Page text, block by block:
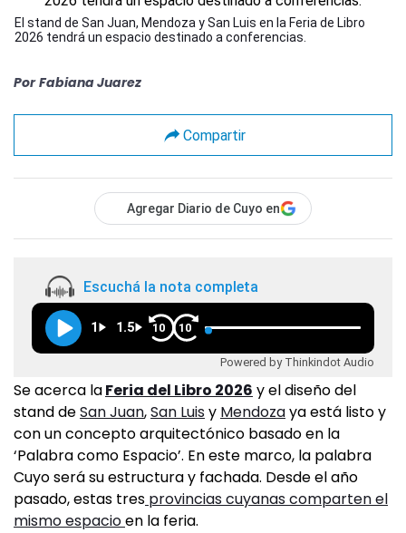
El stand de San Juan, Mendoza y San Luis en la Feria de Libro
2026 tendrá un espacio destinado a conferencias.
Por Fabiana Juarez
Compartir
Agregar Diario de Cuyo en
Escuchá la nota completa
1 1.5 10 10
Powered by Thinkindot Audio
Se acerca laFeria del Libro 2026 y el diseño del
stand deSan Juan,San Luisy Mendozaya está listo y
con un concepto arquitectónico basado en la
‘Palabra como Espacio’. En este marco, la palabra
Cuyo será su estructura y fachada. Desde el año
pasado, estas tres provincias cuyanas comparten el
mismo espacioen la feria.